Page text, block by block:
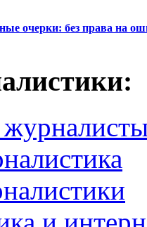
очерки: без права на